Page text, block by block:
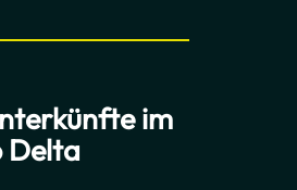
im
Delta